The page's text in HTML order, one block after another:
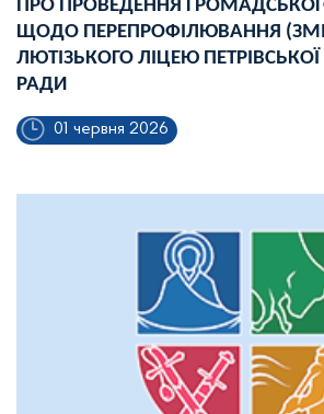
ПРО ПРОВЕДЕННЯ
ЩОДО ПЕРЕПРОФІЛЮВАННЯ
ЛЮТІЗЬКОГО ЛІЦЕЮ ПЕТРІВСЬКОЇ
РАДИ
01 червня 2026